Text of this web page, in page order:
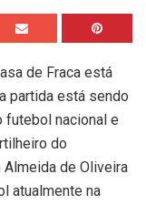
de Fraca está
partida está sendo
futebol nacional e
do
de Oliveira
atualmente na